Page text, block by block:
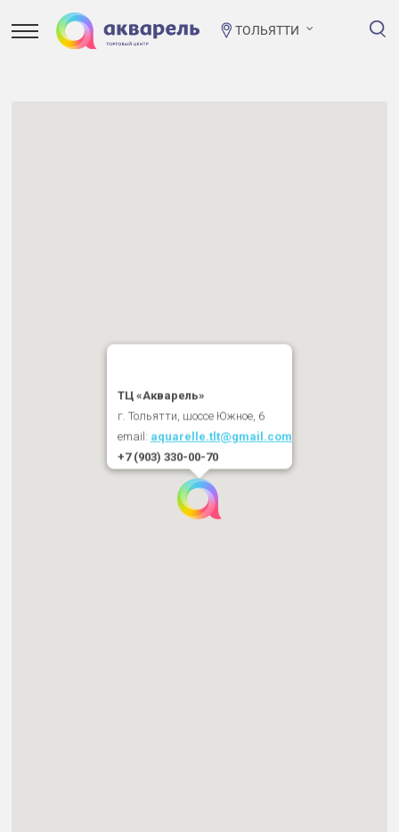
ТОЛЬЯТТИ
ТЦ «Акварель»
г. Тольятти, шоссе Южное, 6
email: aquarelle.tlt@gmail.com
+7 (903) 330-00-70